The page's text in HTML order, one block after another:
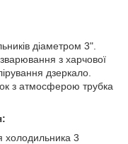
діаметром 3".
з харчової
дзеркало.
з атмосферою трубка
3